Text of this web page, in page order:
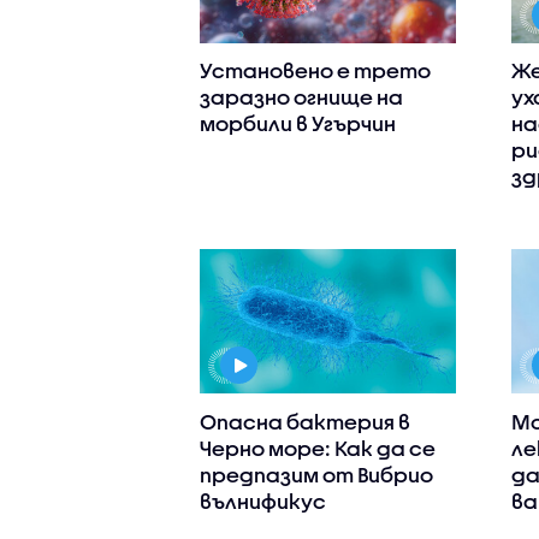
Установено е трето
заразно огнище на
морбили в Угърчин
Опасна бактерия в
Черно море: Как да се
предпазим от Вибрио
вълнификус